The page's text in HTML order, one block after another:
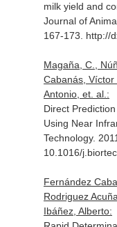
milk yield and
Journal of
167-173. http://
Magaña, C.,
Cabanás, Víctor
Antonio, et. al.:
Direct
Using Near
Technology.
10.1016/
Fernández
Rodriguez
Ibáñez, Alberto: